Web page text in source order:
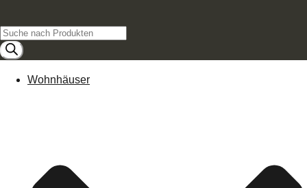
Products
search
Wohnhäuser